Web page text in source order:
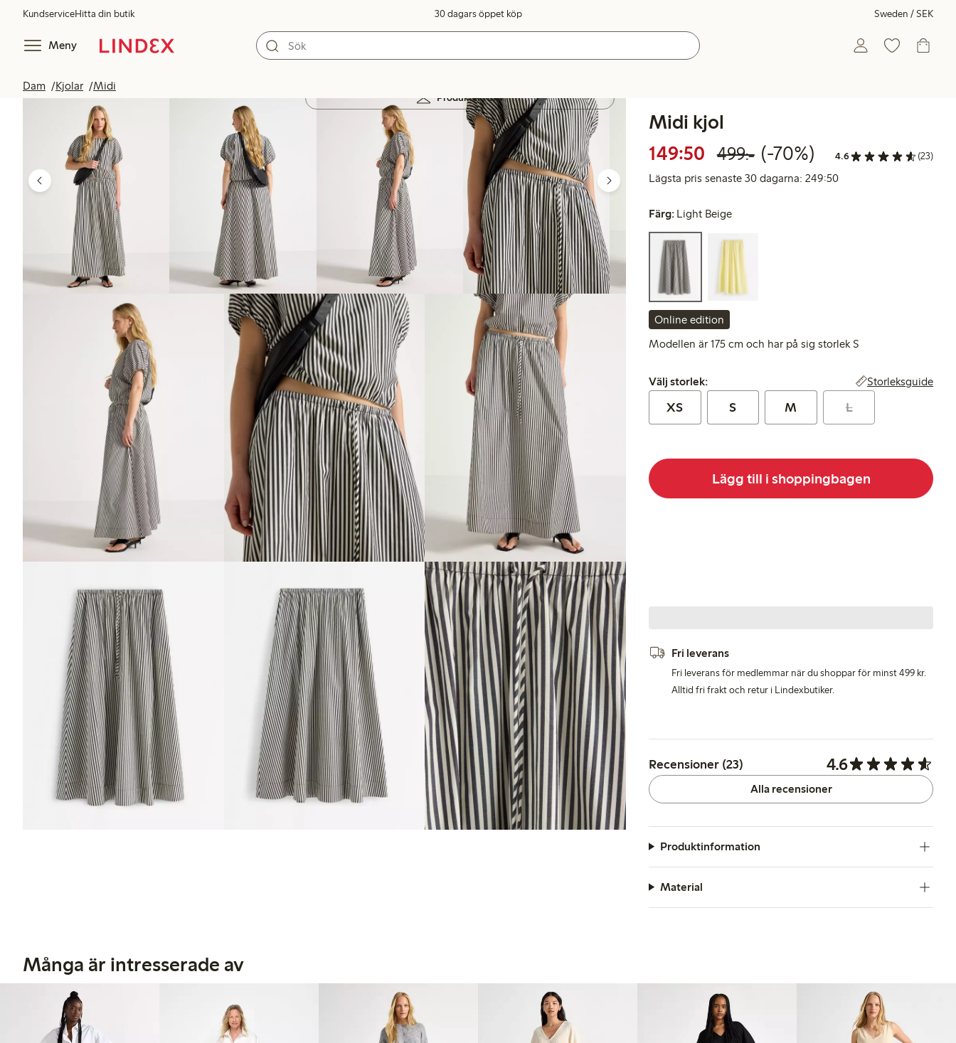
KundserviceHitta din butik 30 dagars öppet köp Sweden / SEK
Meny
Dam Kjolar Midi
Produkter i bild
Midi kjol
149:50 Rabatterat pris: 149,50 kr
499:-Ordinarie pris: 499,00
70% rabatt
(-70%) 4.6 (23)
Lägsta pris senaste 30 dagarna: 249:50Lägsta pris senaste 30
Färg: Light Beige
Online edition
Modellen är 175 cm och har på sig storlek S
Välj storlek:
Välj storlek: Storleksguide
XS S M L
Lägg till i shoppingbagen
Fri leverans
Fri leverans för medlemmar när du shoppar för minst 499 kr.
Alltid fri frakt och retur i Lindexbutiker.
Recensioner (23) 4.6
Alla recensioner
Produktinformation
Material
Många är intresserade av